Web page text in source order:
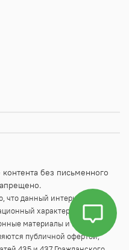
без письменного
данный интернет-сайт
характер и ни при
материалы и цены,
публичной офертой,